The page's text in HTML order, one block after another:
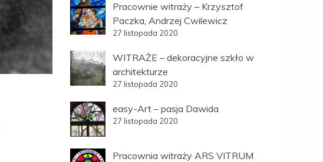
Pracownie witraży – Krzysztof
Paczka, Andrzej Cwilewicz
27 listopada 2020
WITRAŻE – dekoracyjne szkło w
architekturze
27 listopada 2020
easy-Art – pasja Dawida
27 listopada 2020
Pracownia witraży ARS VITRUM